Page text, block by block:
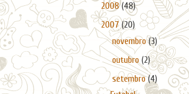
2008(48)
▼2007 (20)
►novembro(3)
►outubro(2)
▼setembro(4)